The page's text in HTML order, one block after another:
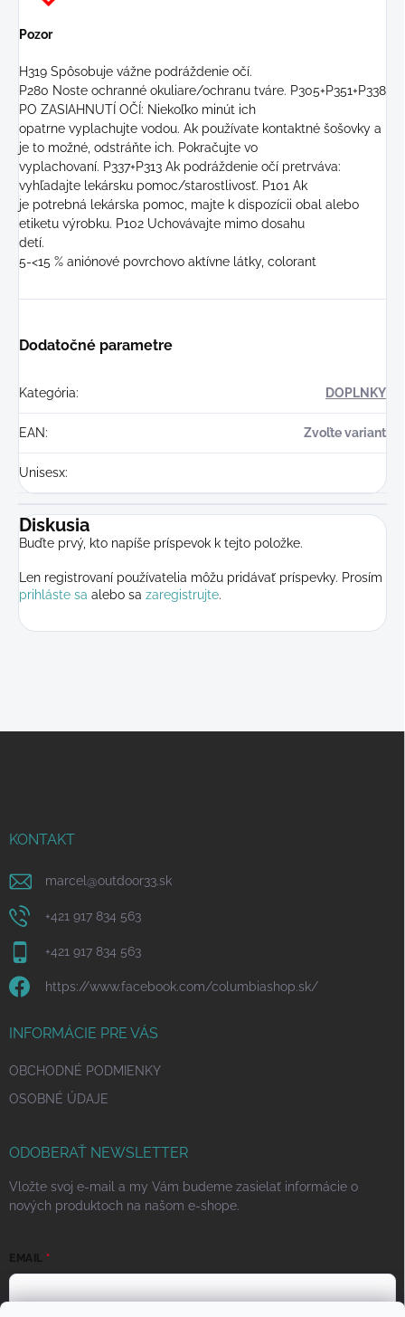
Pozor
H319 Spôsobuje vážne podráždenie očí.
P280 Noste ochranné okuliare/ochranu tváre. P305+P351+P338
PO ZASIAHNUTÍ OČÍ: Niekoľko minút ich
opatrne vyplachujte vodou. Ak používate kontaktné šošovky a
je to možné, odstráňte ich. Pokračujte vo
vyplachovaní. P337+P313 Ak podráždenie očí pretrváva:
vyhľadajte lekársku pomoc/starostlivosť. P101 Ak
je potrebná lekárska pomoc, majte k dispozícii obal alebo
etiketu výrobku. P102 Uchovávajte mimo dosahu
detí.
5-<15 % aniónové povrchovo aktívne látky, colorant
Dodatočné parametre
Kategória: DOPLNKY
EAN: Zvoľte variant
Unisesx:
Diskusia
Buďte prvý, kto napíše príspevok k tejto položke.
Len registrovaní používatelia môžu pridávať príspevky. Prosím
prihláste sa alebo sa zaregistrujte.
KONTAKT
marcel@outdoor33.sk
+421 917 834 563
+421 917 834 563
https://www.facebook.com/columbiashop.sk/
INFORMÁCIE PRE VÁS
OBCHODNÉ PODMIENKY
OSOBNÉ ÚDAJE
ODOBERAŤ NEWSLETTER
Vložte svoj e-mail a my Vám budeme zasielať informácie o
nových produktoch na našom e-shope.
EMAIL